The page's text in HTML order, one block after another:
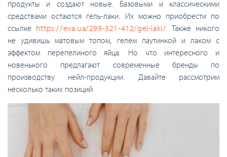
продукты и создают новые. Базовыми и классическими
средствами остаются гель-лаки. Их можно приобрести по
ссылке https://eva.ua/299-321-412/gel-laki/. Также никого
не удивишь матовым топом, гелем паутинкой и лаком с
эффектом перепелиного яйца. Но что интересного и
новенького предлагают современные бренды по
производству нейл-продукции. Давайте рассмотрим
несколько таких позиций.